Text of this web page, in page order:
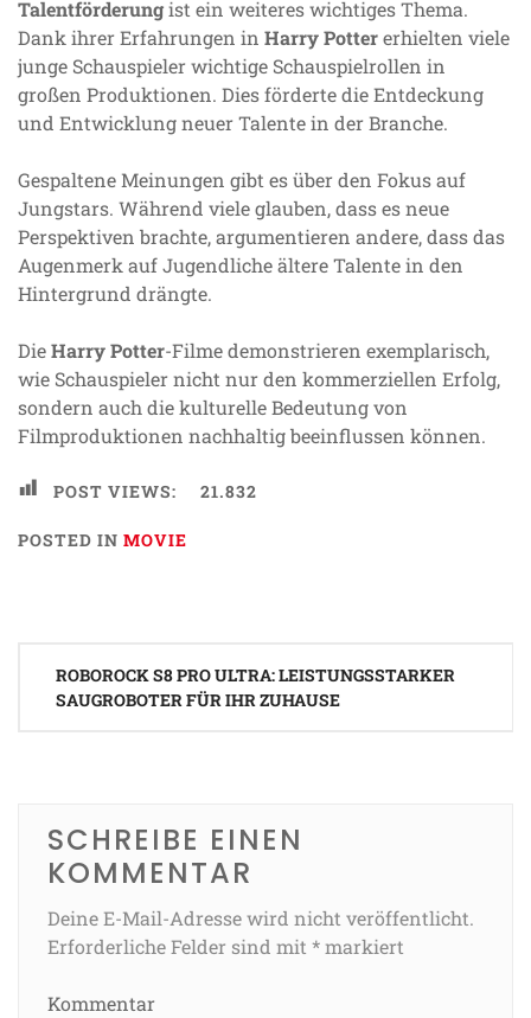
Talentförderungist ein weiteres wichtiges Thema.
Dank ihrer Erfahrungen in Harry Pottererhielten viele
junge Schauspieler wichtige Schauspielrollen in
großen Produktionen. Dies förderte die Entdeckung
und Entwicklung neuer Talente in der Branche.
Gespaltene Meinungen gibt es über den Fokus auf
Jungstars. Während viele glauben, dass es neue
Perspektiven brachte, argumentieren andere, dass das
Augenmerk auf Jugendliche ältere Talente in den
Hintergrund drängte.
DieHarry Potter-Filme demonstrieren exemplarisch,
wie Schauspieler nicht nur den kommerziellen Erfolg,
sondern auch die kulturelle Bedeutung von
Filmproduktionen nachhaltig beeinflussen können.
POST VIEWS: 21.832
POSTED IN MOVIE
ROBOROCK S8 PRO ULTRA: LEISTUNGSSTARKER
SAUGROBOTER FÜR IHR ZUHAUSE
SCHREIBE EINEN
KOMMENTAR
Deine E-Mail-Adresse wird nicht veröffentlicht.
Erforderliche Felder sind mit *markiert
Kommentar